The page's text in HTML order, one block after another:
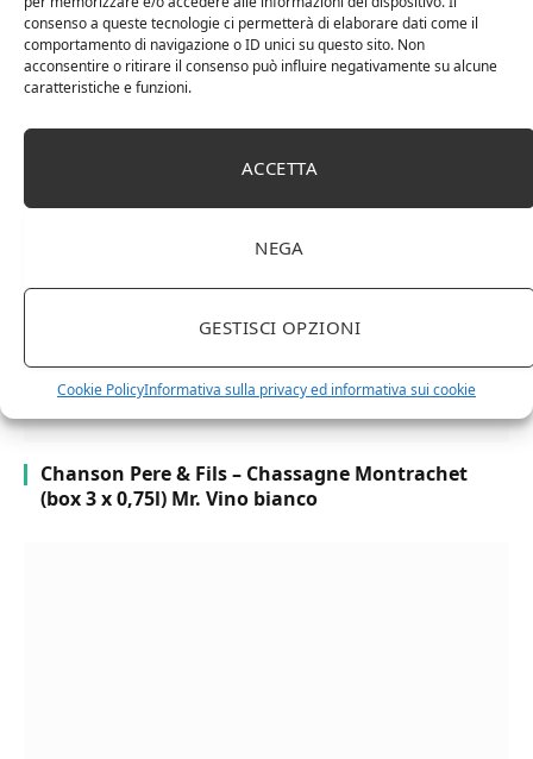
consenso a queste tecnologie ci permetterà di elaborare dati come il
comportamento di navigazione o ID unici su questo sito. Non
acconsentire o ritirare il consenso può influire negativamente su alcune
caratteristiche e funzioni.
ACCETTA
NEGA
GESTISCI OPZIONI
Cookie PolicyInformativa sulla privacy ed informativa sui cookie
Chanson Pere & Fils – Chassagne Montrachet
(box 3 x 0,75l) Mr. Vino bianco